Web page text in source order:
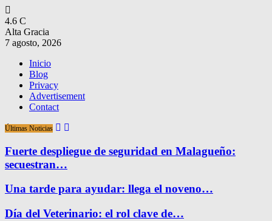
4.6 C
Alta Gracia
7 agosto, 2026
Inicio
Blog
Privacy
Advertisement
Contact
Últimas Noticias
Fuerte despliegue de seguridad en Malagueño:
secuestran…
Una tarde para ayudar: llega el noveno…
Día del Veterinario: el rol clave de…